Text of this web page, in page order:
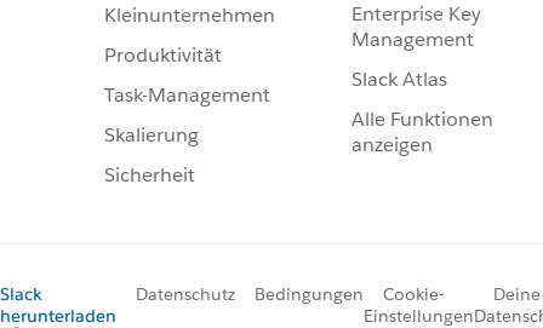
Kleinunternehmen
Produktivität
Task-Management
Skalierung
Sicherheit
Enterprise Key
Management
Slack Atlas
Alle Funktionen
anzeigen
Slack
herunterladen
Datenschutz Bedingungen
Cookie-
Einstellungen
Deine